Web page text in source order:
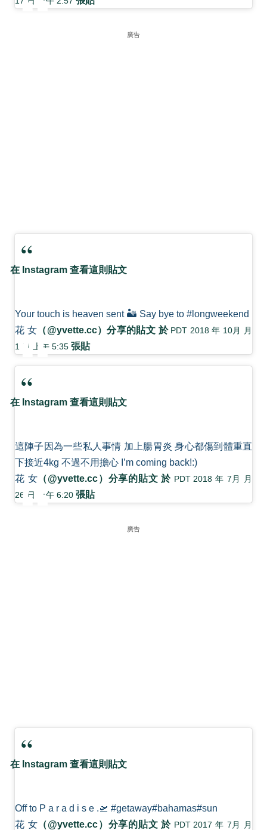
廣告
在 Instagram 查看這則貼文
Your touch is heaven sent 🏜 Say bye to #longweekend
花 女 （@yvette.cc）分享的貼文 於 PDT 2018 年 10月 月
1 日 上午 5:35 張貼
在 Instagram 查看這則貼文
這陣子因為一些私人事情 加上腸胃炎 身心都傷到體重直
下接近4kg 不過不用擔心 I’m coming back!:)
花 女 （@yvette.cc）分享的貼文 於 PDT 2018 年 7月 月
26 日 上午 6:20 張貼
廣告
在 Instagram 查看這則貼文
Off to P a r a d i s e .🛫 #getaway#bahamas#sun
花 女 （@yvette.cc）分享的貼文 於 PDT 2017 年 7月 月